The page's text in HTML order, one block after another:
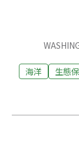
海洋 生態